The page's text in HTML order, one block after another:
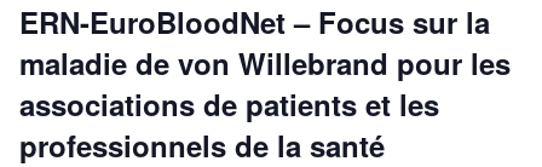
ERN-EuroBloodNet – Focus sur la
maladie de von Willebrand pour les
associations de patients et les
professionnels de la santé